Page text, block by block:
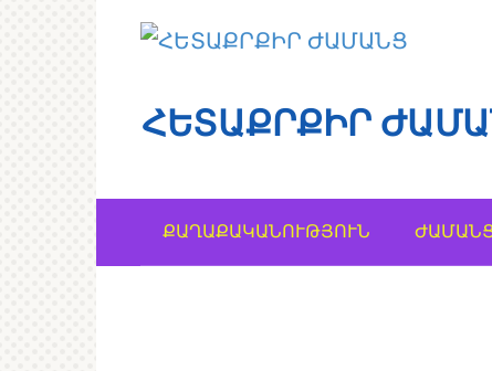
ՀԵՏԱՔՐՔԻՐ
ՔԱՂԱՔԱԿԱՆՈՒԹՅՈՒՆ